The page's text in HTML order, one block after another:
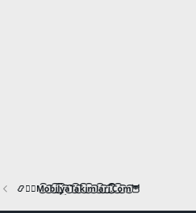
📿🧙‍♂️M͜͡o͜͡b͜͡i͜͡l͜͡y͜͡a͜͡T͜͡a͜͡k͜͡i͜͡m͜͡l͜͡a͜͡r͜͡i͜͡.͜͡C͜͡o͜͡m͜͡🦉